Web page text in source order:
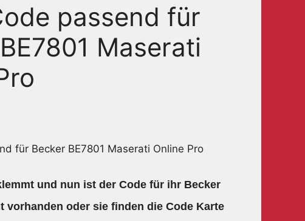
passend für
Maserati
für Becker BE7801 Maserati Online Pro
und nun ist der Code für ihr Becker
vorhanden oder sie finden die Code Karte